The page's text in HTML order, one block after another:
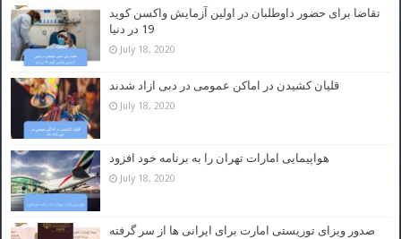
تقاضا برای حضور داوطلبان در اولین آزمایش واکسن کوید
19 در دنیا
July 18, 2020
قلیان کشیدن در اماکن عمومی در دبی ازاد شدند
July 18, 2020
هواپیمایی امارات تهران را به برنامه خود افزود
July 18, 2020
صدور ویزای توریستی امارت برای ایرانی ها از سر گرفته